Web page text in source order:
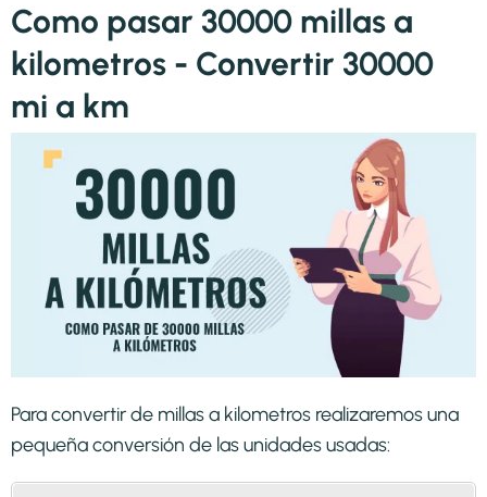
Como pasar 30000 millas a
kilometros - Convertir 30000
mi a km
Para convertir de millas a kilometros realizaremos una
pequeña conversión de las unidades usadas: